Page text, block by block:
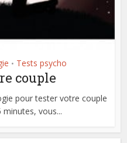
• Tests psycho
couple
pour tester votre couple
vous...